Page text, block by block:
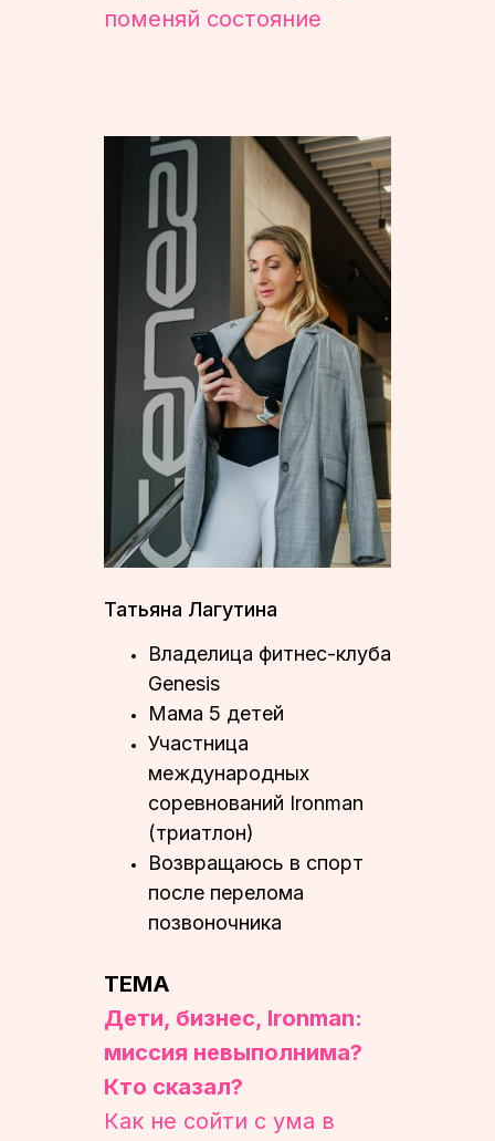
поменяй состояние
Татьяна Лагутина
Владелица фитнес-клуба
Genesis
⁠Мама 5 детей
⁠Участница
международных
соревнований Ironman
(триатлон)
⁠Возвращаюсь в спорт
после перелома
позвоночника
ТЕМА
Дети, бизнес, Ironman:
миссия невыполнима?
Кто сказал?
Как не сойти с ума в